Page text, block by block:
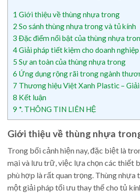
1 Giới thiệu về thùng nhựa trong
2 So sánh thùng nhựa trong và tủ kính
3 Đặc điểm nổi bật của thùng nhựa
4Giải pháp tiết kiệm cho doanh nghiệp
5 Sự an toàn của thùng nhựa trong
6 Ứng dụng rộng rãi trong ngành
7 Thương hiệu Việt Xanh Plastic –
8 Kết luận
9 *. THÔNG TIN LIÊN HỆ
Giới thiệu về thùng nhựa
Trong bối cảnh hiện nay, đặc biệt là
mại và lưu trữ, việc lựa chọn các thiết
phù hợp là rất quan trọng. Thùng nhựa
một giải pháp tối ưu thay thế cho tủ